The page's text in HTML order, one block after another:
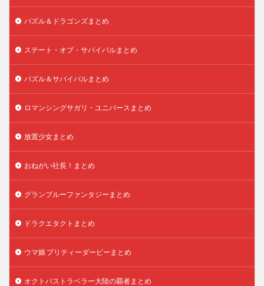
パズル＆ドラゴンズまとめ
ステート・オブ・サバイバルまとめ
パズル＆サバイバルまとめ
ロマンシングサガリ・ユニバースまとめ
放置少女まとめ
おねがい社長！まとめ
グランブルーファンタジーまとめ
ドラクエタクトまとめ
ウマ娘 プリティーダービーまとめ
オクトパストラベラー大陸の覇者まとめ